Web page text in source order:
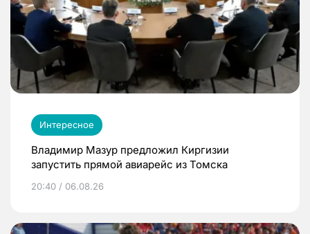
Интересное
Владимир Мазур предложил Киргизии
запустить прямой авиарейс из Томска
20:40 / 06.08.26